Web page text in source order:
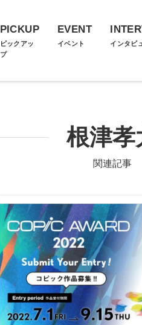
PICKUP
ピックアッ
プ
EVENT
イベント インタビ
根津孝
関連記事